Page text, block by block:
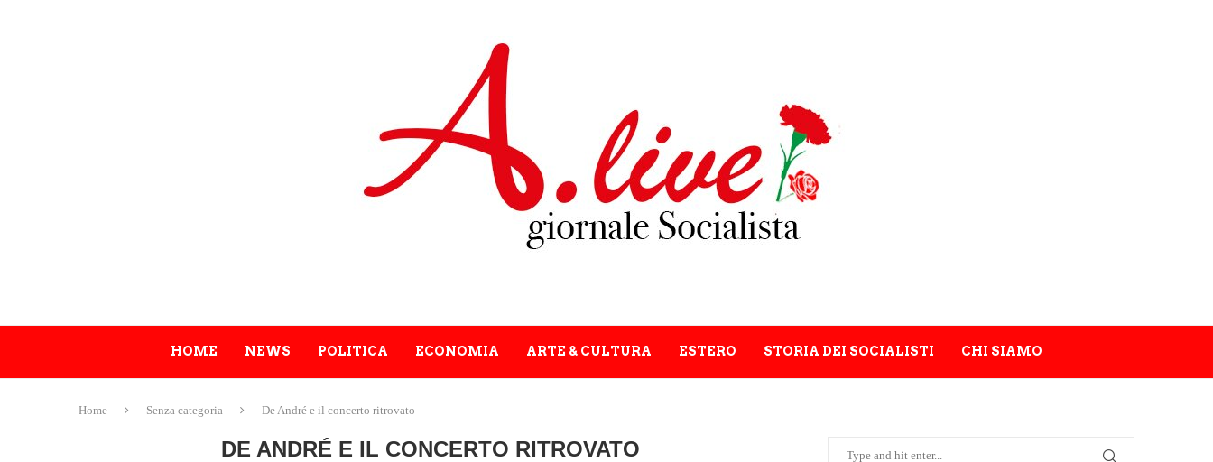
HOME NEWS POLITICA ECONOMIA ARTE & CULTURA ESTERO STORIA DEI SOCIALISTI CHI SIAMO
Home Senza categoria De André e il concerto ritrovato
DE ANDRÉ E IL CONCERTO RITROVATO